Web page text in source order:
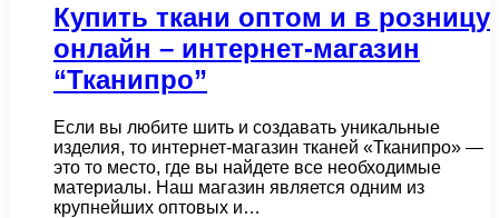
Купить ткани оптом и в розницу
онлайн – интернет-магазин
“Тканипро”
Если вы любите шить и создавать уникальные
изделия, то интернет-магазин тканей «Тканипро» —
это то место, где вы найдете все необходимые
материалы. Наш магазин является одним из
крупнейших оптовых и…